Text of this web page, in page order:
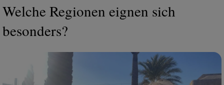
Welche Regionen eignen sich
besonders?